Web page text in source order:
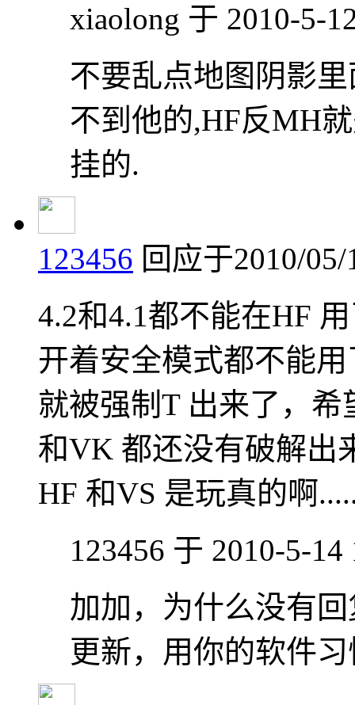
xiaolong 于 2010-5-
不要乱点地图阴影
不到他的,HF反MH
挂的.
123456 回应于2010/05/
4.2和4.1都不能在HF
开着安全模式都不能
就被强制T 出来了，
和VK 都还没有破解出
HF 和VS 是玩真的啊
123456 于 2010-5-
加加，为什么没有
更新，用你的软件